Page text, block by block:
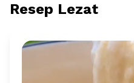
Resep Lezat